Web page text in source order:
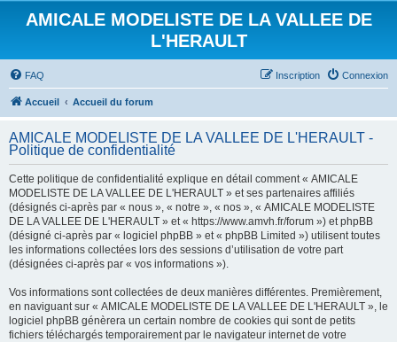
AMICALE MODELISTE DE LA VALLEE DE
L'HERAULT
FAQ Connexion
Inscription
Accueil Accueil du forum
AMICALE MODELISTE DE LA VALLEE DE L'HERAULT -
Politique de confidentialité
Cette politique de confidentialité explique en détail comment « AMICALE
MODELISTE DE LA VALLEE DE L'HERAULT » et ses partenaires affiliés
(désignés ci-après par « nous », « notre », « nos », « AMICALE MODELISTE
DE LA VALLEE DE L'HERAULT » et « https://www.amvh.fr/forum ») et phpBB
(désigné ci-après par « logiciel phpBB » et « phpBB Limited ») utilisent toutes
les informations collectées lors des sessions d’utilisation de votre part
(désignées ci-après par « vos informations »).
Vos informations sont collectées de deux manières différentes. Premièrement,
en naviguant sur « AMICALE MODELISTE DE LA VALLEE DE L'HERAULT », le
logiciel phpBB génèrera un certain nombre de cookies qui sont de petits
fichiers téléchargés temporairement par le navigateur internet de votre